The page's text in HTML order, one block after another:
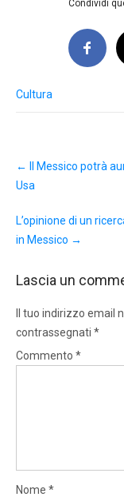
Condividi
Cultura
navigation
←
Il Messico potrà
Usa
L’opinione di un
in Messico →
Lascia un
Il tuo indirizzo email
contrassegnati *
Commento *
Nome *